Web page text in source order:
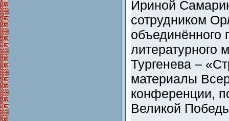
Ириной
сотрудником
объединённого
литературного
Тургенева –
материалы
конференции,
Великой